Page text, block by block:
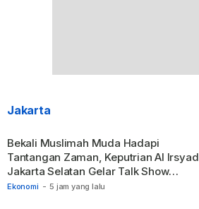
Jakarta
Ekonomi - 5 jam yang lalu
Bekali Muslimah Muda Hadapi
Tantangan Zaman, Keputrian Al Irsyad
Jakarta Selatan Gelar Talk Show
Inspiratif